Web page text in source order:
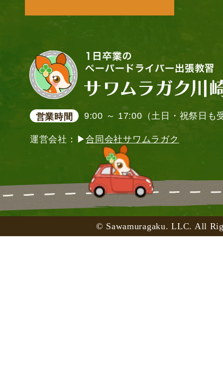
営業時間 9:00 ～ 17:00（土日・祝祭日も
運営会社：▶合同会社サワムラガク
© Sawamuragaku. LLC. All